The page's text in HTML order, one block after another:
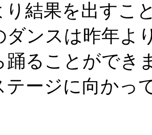
り結果を出すこ
ダンスは昨年よ
踊ることができ
テージに向かっ